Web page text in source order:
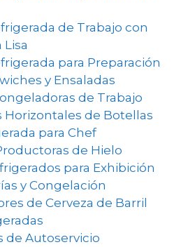
de Trabajo con
para Preparación
y Ensaladas
de Trabajo
Horizontales de Botellas
para Chef
de Hielo
para Exhibición
y Congelación
de Cerveza de Barril
de Autoservicio